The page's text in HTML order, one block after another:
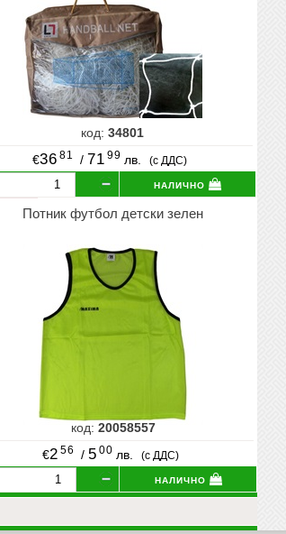
код:34801
€36 81 / 71 99 лв. (с ДДС)
налично
Потник футбол детски зелен
код: 20058557
€2 56 / 5 00 лв. (с ДДС)
налично